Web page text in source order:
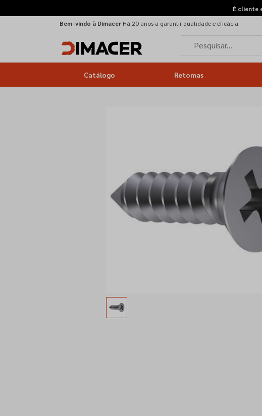
É cliente
Bem-vindo à Dimacer Há 20 anos a garantir qualidade e eficácia
Catálogo Retomas